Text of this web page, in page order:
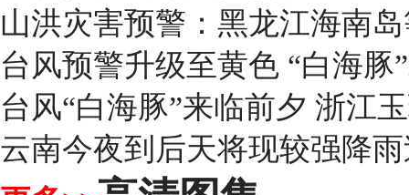
山洪灾害预警：黑龙江海南
台风预警升级至黄色 “白海
台风“白海豚”来临前夕 浙江
云南今夜到后天将现较强降